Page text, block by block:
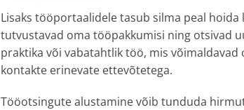
Lisaks tööportaalidele tasub silma peal
tutvustavad oma tööpakkumisi ning otsivad
praktika või vabatahtlik töö, mis
kontakte erinevate ettevõtetega.
Tööotsingute alustamine võib tunduda